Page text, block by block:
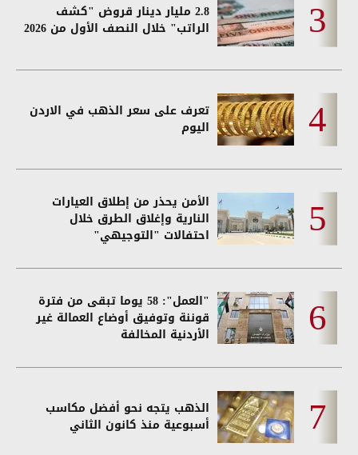
2.8 مليار دينار قروض "كشف
الراتب" خلال النصف الأول من 2026
تعرف على سعر الذهب في الاردن
اليوم
الأمن يحذر من إطلاق العيارات
النارية وإغلاق الطرق خلال
احتفالات "التوجيهي"
"العمل": 58 يوما تبقى من فترة
قوننة وتوفيق أوضاع العمالة غير
الأردنية المخالفة
الذهب يتجه نحو أفضل مكاسب
أسبوعية منذ كانون الثاني